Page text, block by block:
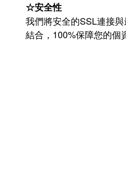
☆安全性
我們將安全的SSL連接
結合，100%保障您的個